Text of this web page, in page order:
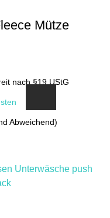
Mütze
nach §19 UStG
Abweichend)